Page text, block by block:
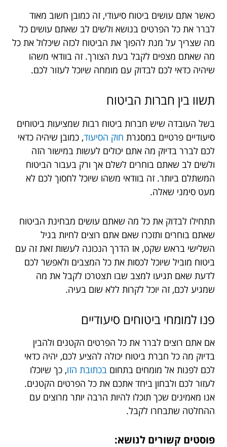
כאשר אתם עושים ביטוח סיעודי, זה כמובן חשוב מאוד
לברר את כל הפרטים בנושא ולשים לב שאתם עושים כל
מה שצריך על מנת להפוך את הביטוח לכזה שיכלול את כל
מה שאתם מצפים לקבל בעת הצורך. זה בוודאי משהו
שיהיה כדאי לכם לבדוק עם מומחה שיוכל לעזור לכם.
תשוו בין חברות הביטוח
בשל העובדה שיש חברות ביטוח רבות שמציעות ביטוחים
סיעודיים פרטיים במסגרת חוק הסיעוד, כמובן שיהיה כדאי
לכם לברר בדיוק מה אתם יכולים לעשות במישור הזה
ולשים לב שאתם בוחרים לשלם אך ורק בעבור הביטוח
המשתלם ביותר. זה בוודאי משהו שיוכל לחסוך לכם לא
מעט סימני שאלה.
תתחילו לבדוק את כל מה שאתם עושים מבחינת הביטוח
שאתם בוחרים ותזכרו שאם אתם רוצים לחיות בגיל
השלישי בראש שקט, אז הדרך הנכונה לעשות זאת זה עם
ביטוח מוביל שיוכל לכסות את כל המצבים ולאפשר לכם
לדעת שאם תגיעו למצב שבו תצטרכו לקבל את מה
שמגיע לכם, זה יוכל לקרות ללא שום בעיה.
פנו למומחי ביטוחים סיעודיים
אם אתם רוצים לברר את כל הפרטים הקטנים ולהבין
בדיוק מה כל חברת ביטוח יכולה להציע לכם, יהיה כדאי
לכם לפנות אל מומחים בתחום בכתובת הזו, כך שיוכלו
לעזור לכם ולבחון ביחד אתכם את כל הפרטים הקטנים.
אנו מאמינים שכך תוכלו להיות הרבה יותר מרוצים עם
ההחלטה שתבחרו לקבל.
פוסטים קשורים לנושא: